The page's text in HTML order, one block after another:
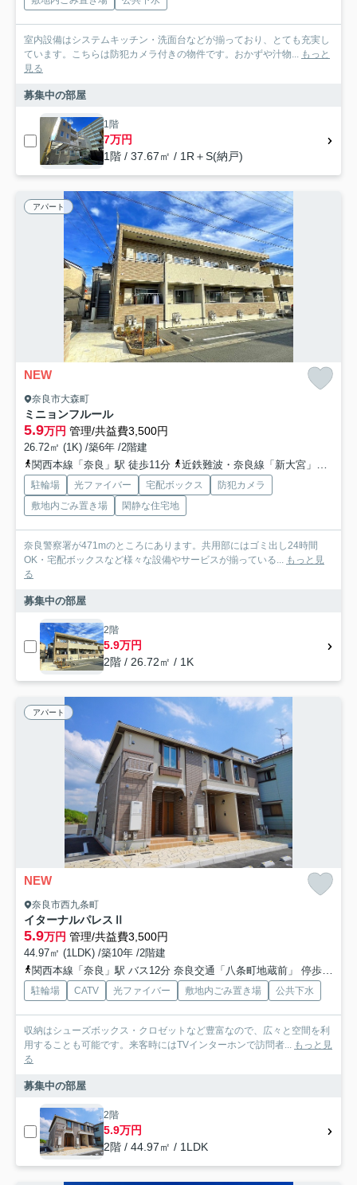
室内設備はシステムキッチン・洗面台などが揃っており、とても充実し
ています。こちらは防犯カメラ付きの物件です。おかずや汁物... もっと
見る
募集中の部屋
1階
7万円
1階 / 37.67㎡ / 1R＋S(納戸)
アパート
NEW
奈良市大森町
ミニョンフルール
5.9万円 管理/共益費3,500円
26.72㎡ (1K) /築6年 /2階建
関西本線「奈良」駅 徒歩11分
近鉄難波・奈良線「新大宮」駅 徒歩20分
駐輪場 光ファイバー 宅配ボックス
防犯カメラ
敷地内ごみ置き場
閑静な住宅地
奈良警察署が471mのところにあります。共用部にはゴミ出し24時間
OK・宅配ボックスなど様々な設備やサービスが揃っている... もっと見
る
募集中の部屋
2階
5.9万円
2階 / 26.72㎡ / 1K
アパート
NEW
奈良市西九条町
イターナルパレスⅡ
5.9万円 管理/共益費3,500円
44.97㎡ (1LDK) /築10年 /2階建
関西本線「奈良」駅 バス12分 奈良交通「八条町地蔵前」 停歩4分
駐輪場 CATV 光ファイバー 敷地内ごみ置き場 公共下水
収納はシューズボックス・クロゼットなど豊富なので、広々と空間を利
用することも可能です。来客時にはTVインターホンで訪問者... もっと見
る
募集中の部屋
2階
5.9万円
2階 / 44.97㎡ / 1LDK